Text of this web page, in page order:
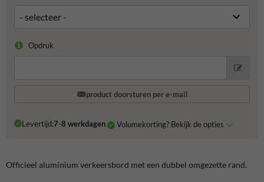
Opdruk
product doorsturen per e-mail
Levertijd:7-8 werkdagen Volumekorting? Bekijk de opties
Officieel aluminium verkeersbord met een dubbel omgezette rand.